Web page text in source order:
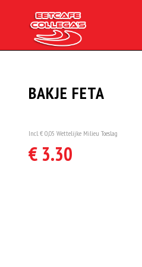
BAKJE FETA
Incl. € 0,05 Wettelijke Milieu Toeslag
€ 3.30